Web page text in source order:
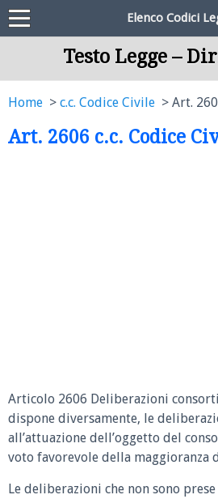
Elenco Codici
Testo Legge –
Home c.c. Codice Civile Art.
Art. 2606 c.c. Codice
Articolo 2606 Deliberazioni
dispone diversamente, le
all’attuazione dell’oggetto del
voto favorevole della maggioranza
Le deliberazioni che non sono